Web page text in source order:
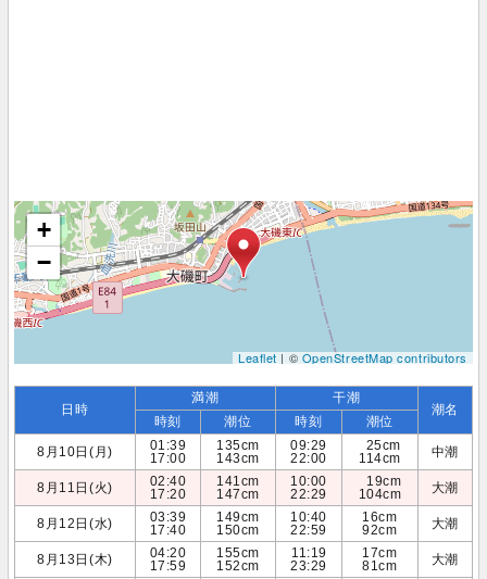
+
−
Leaflet| ©OpenStreetMap contributors
日時
満潮 干潮
潮名
時刻 潮位 時刻
潮位
8月10日(月)
01:39
17:00
135cm
143cm
09:29
22:00
25cm
114cm
中潮
8月11日(火)
02:40
17:20
141cm
147cm
10:00
22:29
19cm
104cm
大潮
8月12日(水)
03:39
17:40
149cm
150cm
10:40
22:59
16cm
92cm
大潮
8月13日(木)
04:20
17:59
155cm
152cm
11:19
23:29
17cm
81cm
大潮